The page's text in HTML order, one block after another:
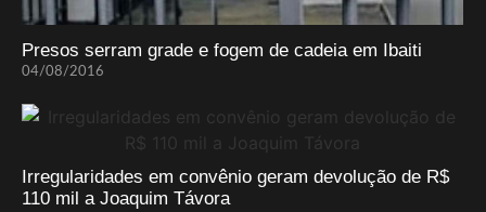
Presos serram grade e fogem de cadeia em Ibaiti
04/08/2016
Irregularidades em convênio geram devolução de R$
110 mil a Joaquim Távora